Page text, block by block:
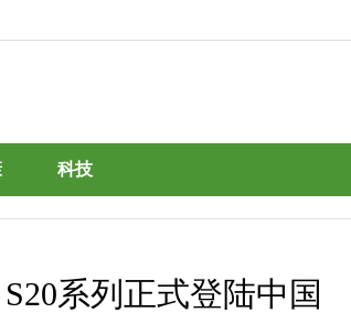
科技
系列正式登陆中国